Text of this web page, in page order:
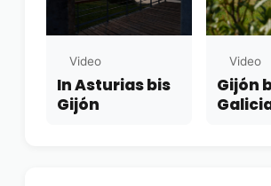
Video
In Asturias bis
Gijón
Video
Gijón